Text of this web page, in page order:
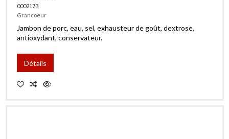
0002173
Grancoeur
Jambon de porc, eau, sel, exhausteur de goût, dextrose,
antioxydant, conservateur.
Détails